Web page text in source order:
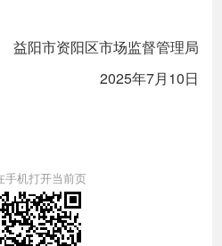
阳市资阳区市场监督管理局
2025年7月10日
手机打开当前页